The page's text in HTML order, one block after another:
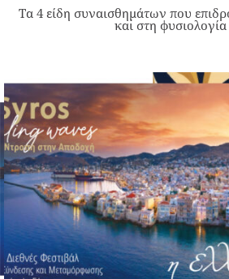
Τα 4 είδη συναισθημάτων που
και στη